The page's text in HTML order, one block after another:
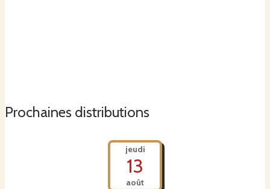
Prochaines distributions
jeudi
13
août